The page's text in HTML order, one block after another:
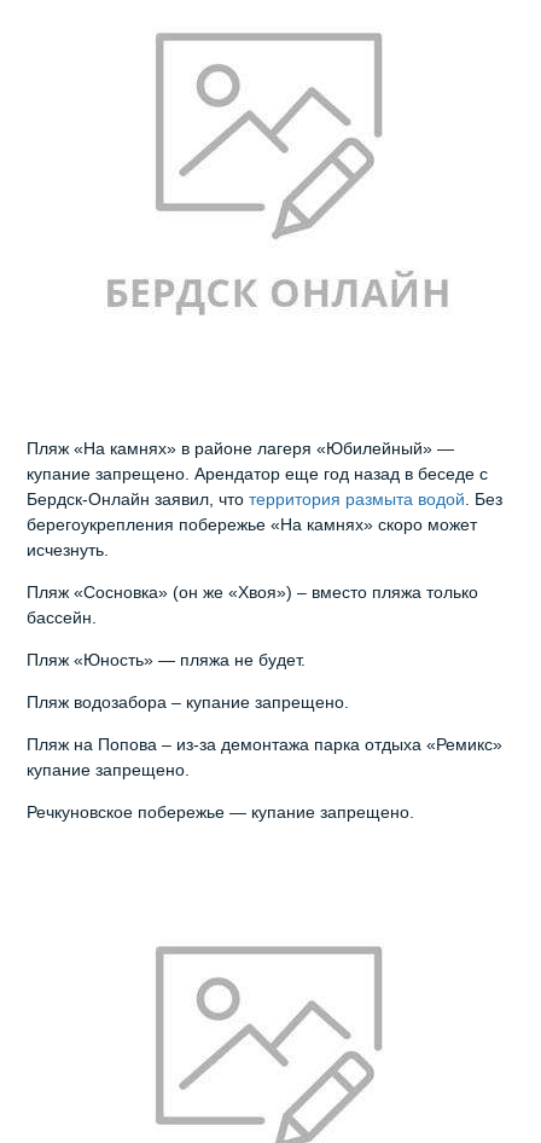
Пляж «На камнях» в районе лагеря «Юбилейный» —
купание запрещено. Арендатор еще год назад в беседе с
Бердск-Онлайн заявил, чтотерритория размыта водой. Без
берегоукрепления побережье «На камнях» скоро может
исчезнуть.
Пляж «Сосновка» (он же «Хвоя») – вместо пляжа только
бассейн.
Пляж «Юность» — пляжа не будет.
Пляж водозабора – купание запрещено.
Пляж на Попова – из-за демонтажа парка отдыха «Ремикс»
купание запрещено.
Речкуновское побережье — купание запрещено.